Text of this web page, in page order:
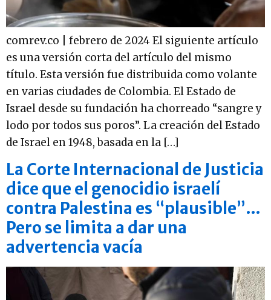
comrev.co | febrero de 2024 El siguiente artículo
es una versión corta del artículo del mismo
título. Esta versión fue distribuida como volante
en varias ciudades de Colombia. El Estado de
Israel desde su fundación ha chorreado “sangre y
lodo por todos sus poros”. La creación del Estado
de Israel en 1948, basada en la […]
La Corte Internacional de Justicia
dice que el genocidio israelí
contra Palestina es “plausible”…
Pero se limita a dar una
advertencia vacía